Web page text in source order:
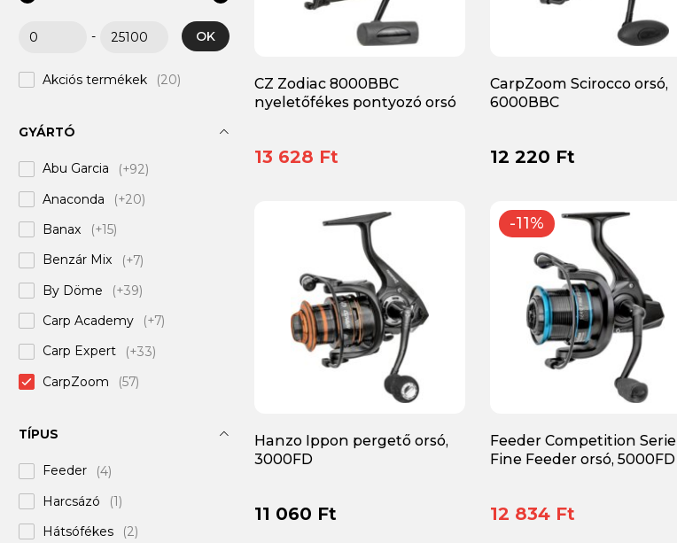
- OK
Akciós termékek (20)
GYÁRTÓ
Abu Garcia
(+92)
Anaconda
(+20)
Banax
(+15)
Benzár Mix
(+7)
By Döme
(+39)
Carp Academy
(+7)
Carp Expert
(+33)
CarpZoom
(57)
DAM
Daiwa
(+435)
Delphin (+211)
Doiyo (+4)
TÍPUS
Feeder
(4)
Harcsázó
(1)
Hátsófékes
(2)
CZ Zodiac 8000BBC
nyeletőfékes pontyozó orsó
13 628 Ft
CarpZoom Scirocco orsó,
6000BBC
12 220 Ft
Hanzo Ippon pergető orsó,
3000FD
11 060 Ft
-11%
Feeder Competition Serie
Fine Feeder orsó, 5000FD
12 834 Ft